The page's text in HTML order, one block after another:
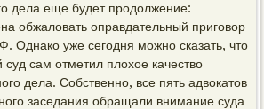
дела еще будет продолжение:
обжаловать оправдательный приговор
Однако уже сегодня можно сказать, что
сам отметил плохое качество
дела. Собственно, все пять адвокатов
заседания обращали внимание суда